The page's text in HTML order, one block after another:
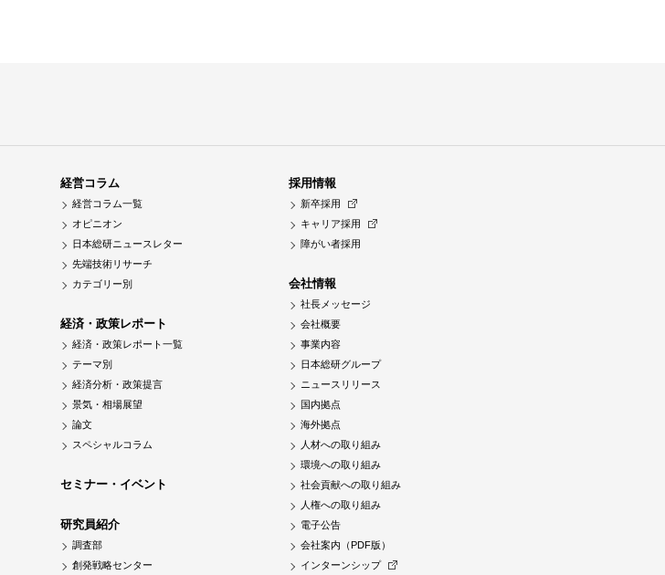
経営コラム
経営コラム一覧
オピニオン
日本総研ニュースレター
先端技術リサーチ
カテゴリー別
経済・政策レポート
経済・政策レポート一覧
テーマ別
経済分析・政策提言
景気・相場展望
論文
スペシャルコラム
セミナー・イベント
研究員紹介
調査部
創発戦略センター
採用情報
新卒採用
キャリア採用
障がい者採用
会社情報
社長メッセージ
会社概要
事業内容
日本総研グループ
ニュースリリース
国内拠点
海外拠点
人材への取り組み
環境への取り組み
社会貢献への取り組み
人権への取り組み
電子公告
会社案内（PDF版）
インターンシップ